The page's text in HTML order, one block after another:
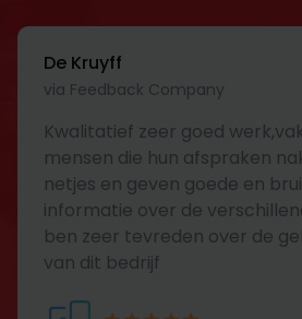
De Kruyff
via Feedback Company
Kwalitatief zeer goed
mensen die hun afspraken
netjes en geven goede en
informatie over de
ben zeer tevreden over de
van dit bedrijf